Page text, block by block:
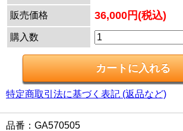
販売価格 36,000円(税込)
購入数
特定商取引法に基づく表記 (返品など)
品番：GA570505